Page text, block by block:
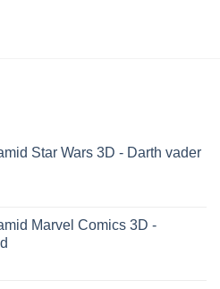
Star Wars 3D - Darth vader
Marvel Comics 3D -